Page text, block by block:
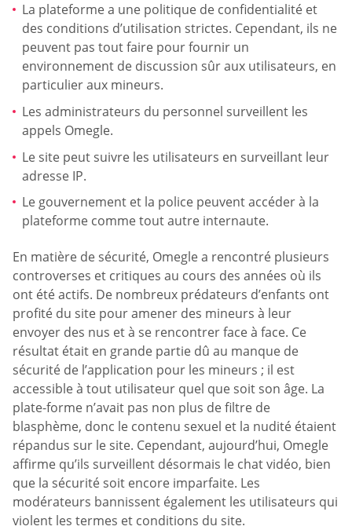
La plateforme a une politique de confidentialité et
des conditions d’utilisation strictes. Cependant, ils ne
peuvent pas tout faire pour fournir un
environnement de discussion sûr aux utilisateurs, en
particulier aux mineurs.
Les administrateurs du personnel surveillent les
appels Omegle.
Le site peut suivre les utilisateurs en surveillant leur
adresse IP.
Le gouvernement et la police peuvent accéder à la
plateforme comme tout autre internaute.
En matière de sécurité, Omegle a rencontré plusieurs
controverses et critiques au cours des années où ils
ont été actifs. De nombreux prédateurs d’enfants ont
profité du site pour amener des mineurs à leur
envoyer des nus et à se rencontrer face à face. Ce
résultat était en grande partie dû au manque de
sécurité de l’application pour les mineurs ; il est
accessible à tout utilisateur quel que soit son âge. La
plate-forme n’avait pas non plus de filtre de
blasphème, donc le contenu sexuel et la nudité étaient
répandus sur le site. Cependant, aujourd’hui, Omegle
affirme qu’ils surveillent désormais le chat vidéo, bien
que la sécurité soit encore imparfaite. Les
modérateurs bannissent également les utilisateurs qui
violent les termes et conditions du site.